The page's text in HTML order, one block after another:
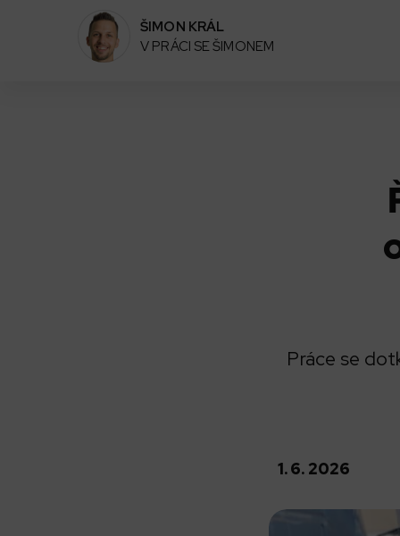
ŠIMON KRÁL
V PRÁCI SE ŠIMONEM
Práce se
1. 6. 2026